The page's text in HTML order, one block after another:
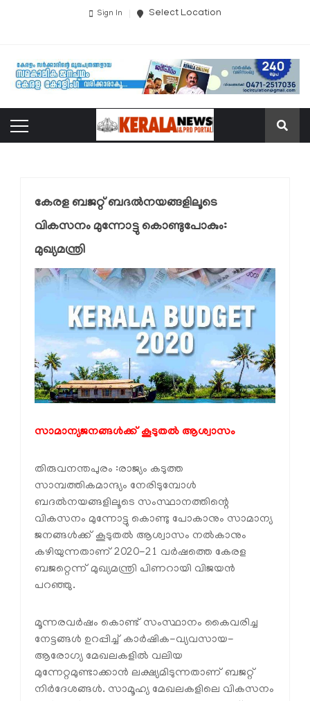
Sign In Select Location
കേരള ബജറ്റ് ബദല്‍നയങ്ങളിലൂടെ
വികസനം മുന്നോട്ടു കൊണ്ടുപോകും:
മുഖ്യമന്ത്രി
സാമാന്യജനങ്ങള്‍ക്ക് കൂടുതല്‍ ആശ്വാസം
തിരുവനന്തപുരം :രാജ്യം കടുത്ത
സാമ്പത്തികമാന്ദ്യം നേരിടുമ്പോള്‍
ബദല്‍നയങ്ങളിലൂടെ സംസ്ഥാനത്തിന്റെ
വികസനം മുന്നോട്ടു കൊണ്ടു പോകാനും സാമാന്യ
ജനങ്ങള്‍ക്ക് കൂടുതല്‍ ആശ്വാസം നല്‍കാനും
കഴിയുന്നതാണ് 2020-21 വര്‍ഷത്തെ കേരള
ബജറ്റെന്ന് മുഖ്യമന്ത്രി പിണറായി വിജയന്‍
പറഞ്ഞു.
മൂന്നരവര്‍ഷം കൊണ്ട് സംസ്ഥാനം കൈവരിച്ച
നേട്ടങ്ങള്‍ ഉറപ്പിച്ച് കാര്‍ഷിക-വ്യവസായ-
ആരോഗ്യ മേഖലകളില്‍ വലിയ
മുന്നേറ്റമുണ്ടാക്കാന്‍ ലക്ഷ്യമിടുന്നതാണ് ബജറ്റ്
നിര്‍ദേശങ്ങള്‍. സാമൂഹ്യ മേഖലകളിലെ വികസനം